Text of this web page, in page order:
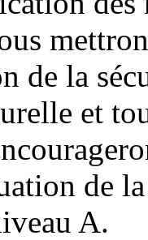
de la
et
de
A.